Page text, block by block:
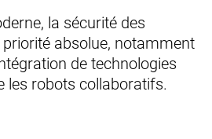
la sécurité des
absolue, notamment
de technologies
les robots collaboratifs.